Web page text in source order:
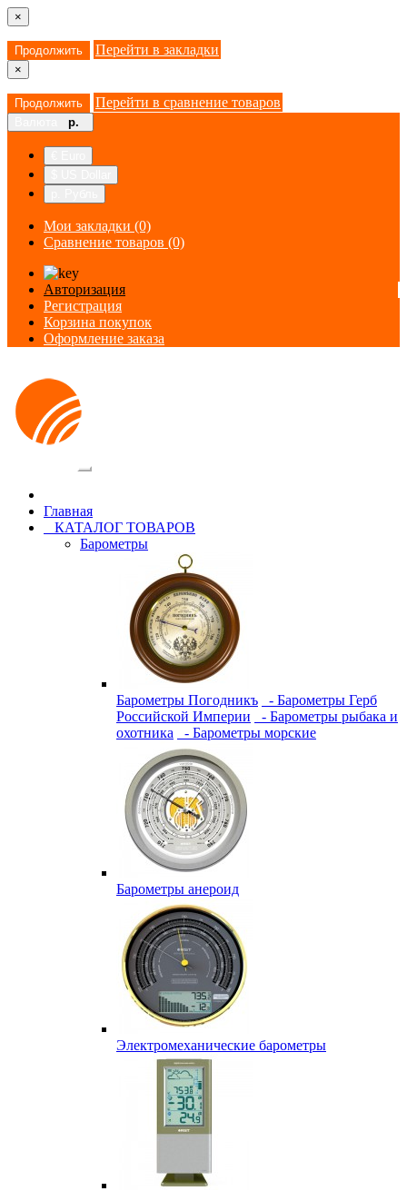
×
Продолжить Перейти в закладки
×
Продолжить Перейти в сравнение товаров
р.
Мои закладки (0)
Сравнение товаров (0)
Авторизация
Регистрация
Корзина покупок
Оформление заказа
Главная
КАТАЛОГ ТОВАРОВ
Барометры
Барометры Погодникъ
- Барометры Герб
Российской Империи
- Барометры рыбака и
охотника
- Барометры морские
Барометры анероид
Электромеханические барометры